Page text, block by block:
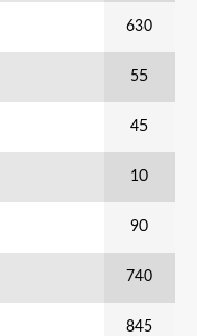
630
55
45
10
90
740
845